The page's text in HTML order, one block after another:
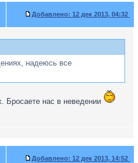
Добавлено: 12 дек 2013, 04:32
надеюсь все
Бросаете нас в неведении
Добавлено: 12 дек 2013, 14:52